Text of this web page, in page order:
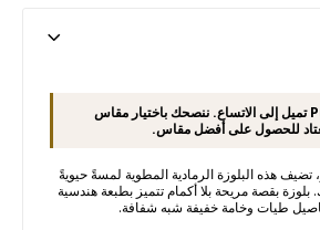
مقاسات Punt Roma تميل إلى الاتساع. ننصحك باختيار مقاس
للحصول على أفضل مقاس.
تضيف هذه البلوزة الرمادية المطوية لمسةً حيويةً
بلوزة بقصة مريحة بلا أكمام تتميز بطبعة هندسية
طيات وخامة خفيفة شبه شفافة.